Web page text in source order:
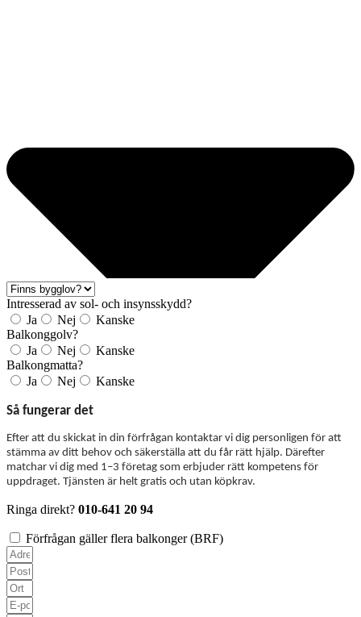
Intresserad av sol- och insynsskydd?
Ja
Nej
Kanske
Balkonggolv?
Ja
Nej
Kanske
Balkongmatta?
Ja
Nej Kanske
Så fungerar det
Efter att du skickat in din förfrågan kontaktar vi dig personligen för att
stämma av ditt behov och säkerställa att du får rätt hjälp. Därefter
matchar vi dig med 1–3 företag som erbjuder rätt kompetens för
uppdraget. Tjänsten är helt gratis och utan köpkrav.
Ringa direkt? 010-641 20 94
Förfrågan gäller flera balkonger (BRF)